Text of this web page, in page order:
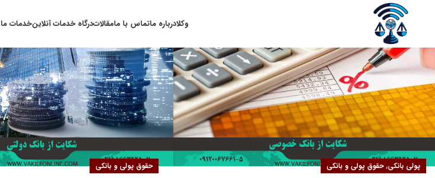
وکلادرباره ماتماس با مامقالاتدرگاه خدمات آنلاینخدمات ما
پولی بانکی,حقوق پولی و بانکی
۰۵
حقوق پولی و بانکی